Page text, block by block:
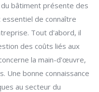
bâtiment présente des
de connaître
Tout d'abord, il
des coûts liés aux
la main-d'œuvre,
Une bonne connaissance
au secteur du